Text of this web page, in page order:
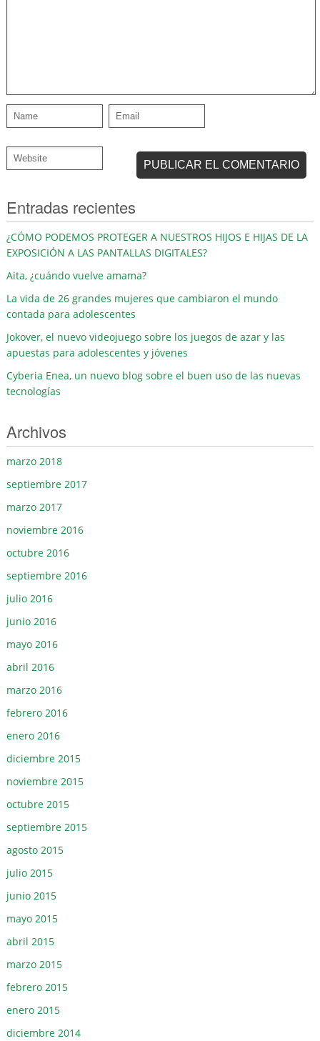
Entradas recientes
¿CÓMO PODEMOS PROTEGER A NUESTROS HIJOS E HIJAS DE LA
EXPOSICIÓN A LAS PANTALLAS DIGITALES?
Aita, ¿cuándo vuelve amama?
La vida de 26 grandes mujeres que cambiaron el mundo
contada para adolescentes
Jokover, el nuevo videojuego sobre los juegos de azar y las
apuestas para adolescentes y jóvenes
Cyberia Enea, un nuevo blog sobre el buen uso de las nuevas
tecnologías
Archivos
marzo 2018
septiembre 2017
marzo 2017
noviembre 2016
octubre 2016
septiembre 2016
julio 2016
junio 2016
mayo 2016
abril 2016
marzo 2016
febrero 2016
enero 2016
diciembre 2015
noviembre 2015
octubre 2015
septiembre 2015
agosto 2015
julio 2015
junio 2015
mayo 2015
abril 2015
marzo 2015
febrero 2015
enero 2015
diciembre 2014